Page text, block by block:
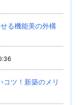
る機能美の外構
コツ！新築のメリ